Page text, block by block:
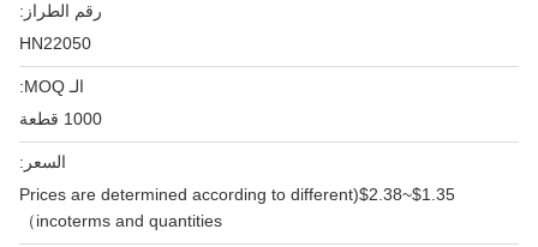
رقم الطراز:
HN22050
الـ MOQ:
1000 قطعة
السعر:
$1.35~$2.38(Prices are determined according to different
incoterms and quantities）